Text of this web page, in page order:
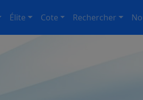
Élite Cote Rechercher